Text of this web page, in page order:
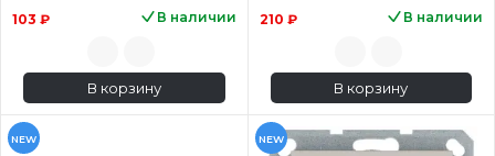
103 ₽ В наличии
В корзину
210 ₽ В наличии
В корзину
NEW NEW